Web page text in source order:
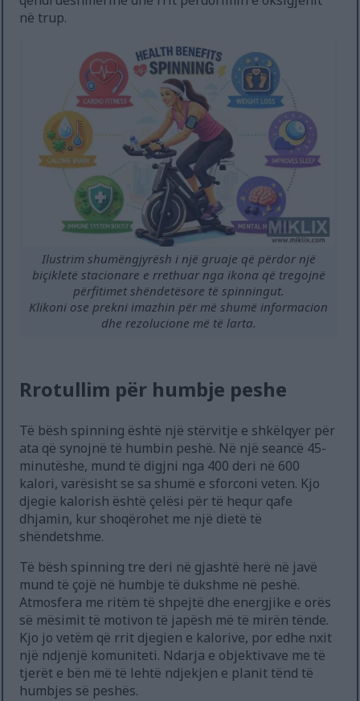
në trup.
Ilustrim shumëngjyrësh i një gruaje që përdor një
biçikletë stacionare e rrethuar nga ikona që tregojnë
përfitimet shëndetësore të spinningut.
Klikoni ose prekni imazhin për më shumë informacion
dhe rezolucione më të larta.
Rrotullim për humbje peshe
Të bësh spinning është një stërvitje e shkëlqyer për
ata që synojnë të humbin peshë. Në një seancë 45-
minutëshe, mund të digjni nga 400 deri në 600
kalori, varësisht se sa shumë e sforconi veten. Kjo
djegie kalorish është çelësi për të hequr qafe
dhjamin, kur shoqërohet me një dietë të
shëndetshme.
Të bësh spinning tre deri në gjashtë herë në javë
mund të çojë në humbje të dukshme në peshë.
Atmosfera me ritëm të shpejtë dhe energjike e orës
së mësimit të motivon të japësh më të mirën tënde.
Kjo jo vetëm që rrit djegien e kalorive, por edhe nxit
një ndjenjë komuniteti. Ndarja e objektivave me të
tjerët e bën më të lehtë ndjekjen e planit tënd të
humbjes së peshës.